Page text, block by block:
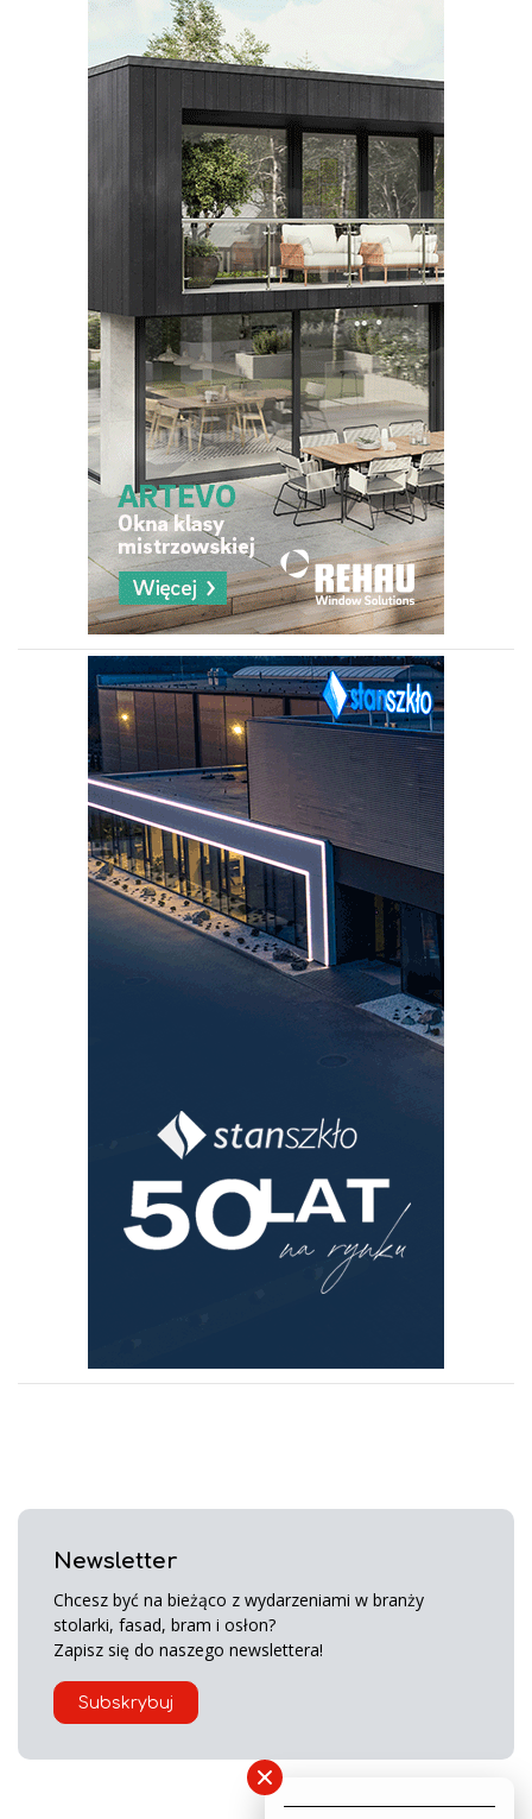
Newsletter
Chcesz być na bieżąco z wydarzeniami w branży
stolarki, fasad, bram i osłon?
Zapisz się do naszego newslettera!
Subskrybuj
×